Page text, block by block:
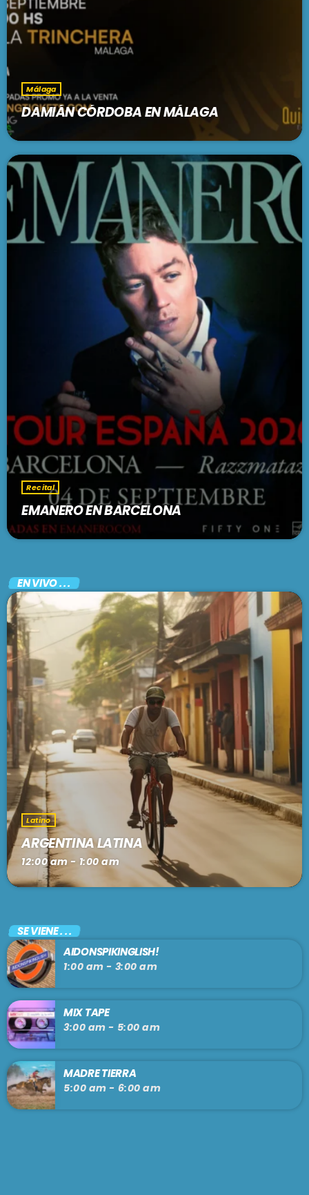
Málaga
DAMIÁN CÓRDOBA EN MÁLAGA
Recital
EMANERO EN BARCELONA
EN VIVO . . .
Latino
ARGENTINA LATINA
12:00 am - 1:00 am
SE VIENE . . .
AIDONSPIKINGLISH!
1:00 am - 3:00 am
MIX TAPE
3:00 am - 5:00 am
MADRE TIERRA
5:00 am - 6:00 am